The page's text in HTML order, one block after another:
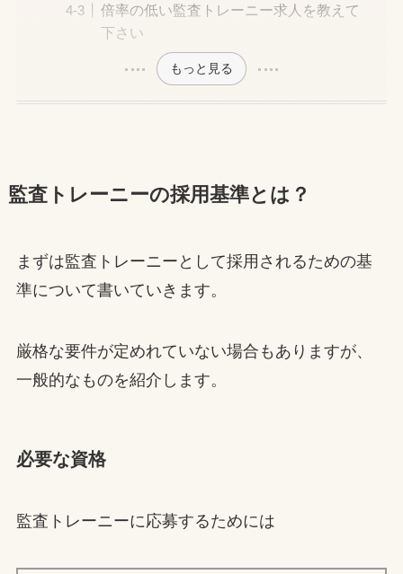
倍率の低い監査トレーニー求人を教えて
下さい
もっと見る
監査トレーニーの採用基準とは？
まずは監査トレーニーとして採用されるための基
準について書いていきます。
厳格な要件が定めれていない場合もありますが、
一般的なものを紹介します。
必要な資格
監査トレーニーに応募するためには